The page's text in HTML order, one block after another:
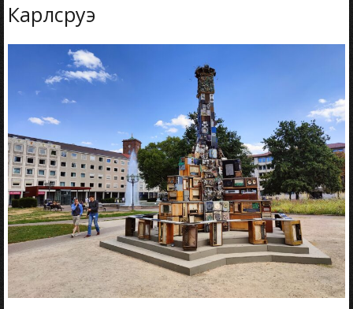
Карлсруэ